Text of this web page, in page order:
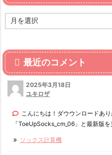
別
最近のコメント
2025年3月18日
ユキロザ
こんにちは！ダウウンロードあり
「ToeUpSocks_cm_06」と最新版
ソックス計算機